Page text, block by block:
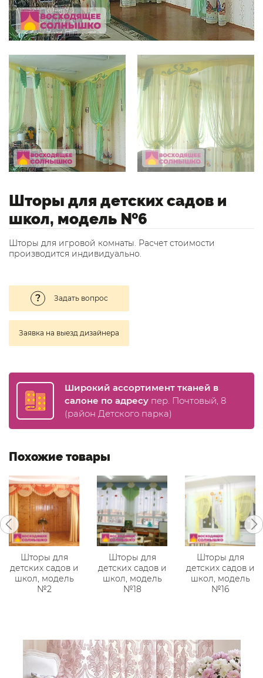
Шторы для детских садов и
школ, модель №6
Шторы для игровой комнаты. Расчет стоимости
производится индивидуально.
Задать вопрос
Заявка на выезд дизайнера
Широкий ассортимент тканей в
салоне по адресу пер. Почтовый, 8
(район Детского парка)
Похожие товары
Шторы для
детских садов и
школ, модель
№2
Шторы для
детских садов и
школ, модель
№18
Шторы для
детских садов и
школ, модель
№16